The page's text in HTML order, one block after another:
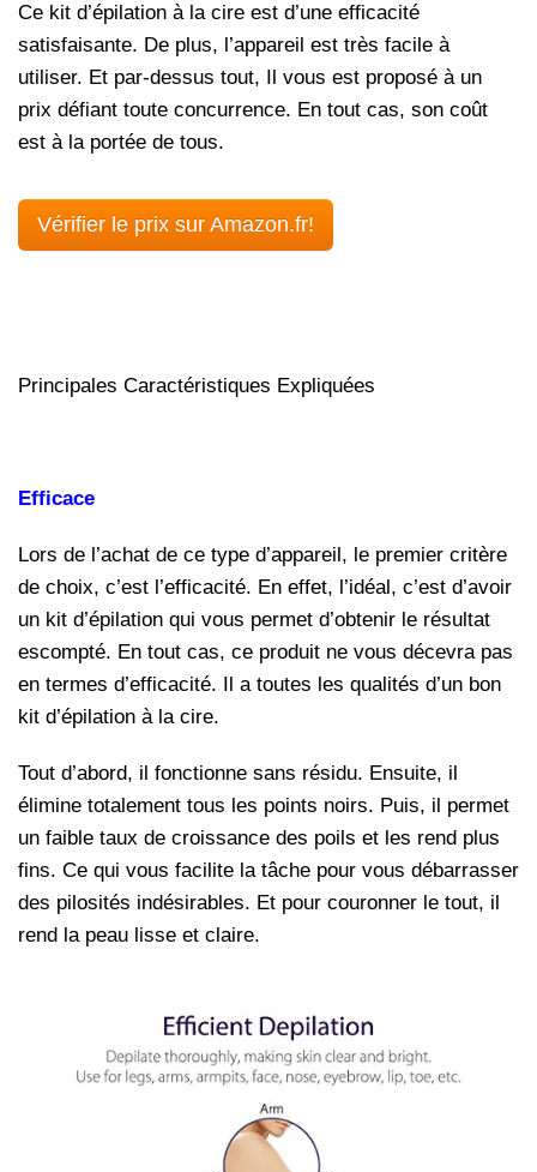
Ce kit d’épilation à la cire est d’une efficacité
satisfaisante. De plus, l’appareil est très facile à
utiliser. Et par-dessus tout, Il vous est proposé à un
prix défiant toute concurrence. En tout cas, son coût
est à la portée de tous.
Vérifier le prix sur Amazon.fr!
Principales Caractéristiques Expliquées
Efficace
Lors de l’achat de ce type d’appareil, le premier critère
de choix, c’est l’efficacité. En effet, l’idéal, c’est d’avoir
un kit d’épilation qui vous permet d’obtenir le résultat
escompté. En tout cas, ce produit ne vous décevra pas
en termes d’efficacité. Il a toutes les qualités d’un bon
kit d’épilation à la cire.
Tout d’abord, il fonctionne sans résidu. Ensuite, il
élimine totalement tous les points noirs. Puis, il permet
un faible taux de croissance des poils et les rend plus
fins. Ce qui vous facilite la tâche pour vous débarrasser
des pilosités indésirables. Et pour couronner le tout, il
rend la peau lisse et claire.